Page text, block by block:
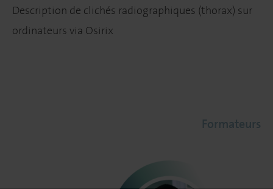
Description de clichés radiographiques (thorax) sur
ordinateurs via Osirix
Formateurs